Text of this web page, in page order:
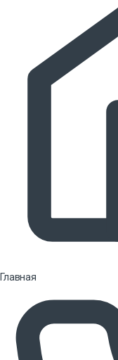
Главная